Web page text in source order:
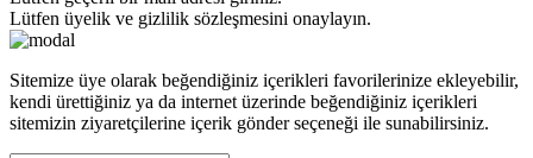
Lütfen üyelik ve gizlilik sözleşmesini onaylayın.
Sitemize üye olarak beğendiğiniz içerikleri favorilerinize ekleyebilir,
kendi ürettiğiniz ya da internet üzerinde beğendiğiniz içerikleri
sitemizin ziyaretçilerine içerik gönder seçeneği ile sunabilirsiniz.